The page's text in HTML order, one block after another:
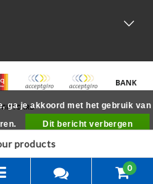
products
0
ga je akkoord met het gebruik van
Dit bericht verbergen
cookies »